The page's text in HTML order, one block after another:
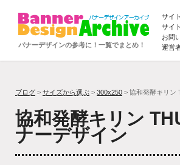
バナーデザインの参考に！一覧でまとめ！
サイ
サイ
お問
運営
ブログ > サイズから選ぶ > 300x250 > 協和発酵キリン
協和発酵キリン
ナーデザイン